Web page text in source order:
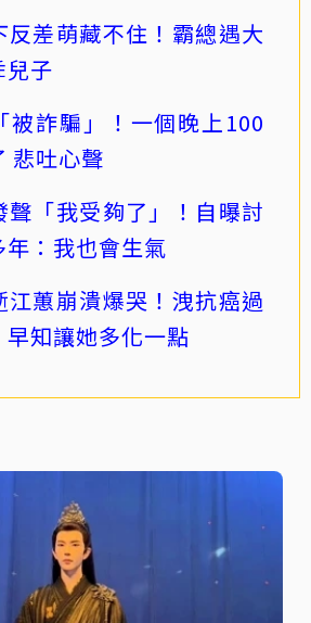
反差萌藏不住！霸總遇大
兒子
被詐騙」！一個晚上100
悲吐心聲
聲「我受夠了」！自曝討
：我也會生氣
江蕙崩潰爆哭！洩抗癌過
知讓她多化一點